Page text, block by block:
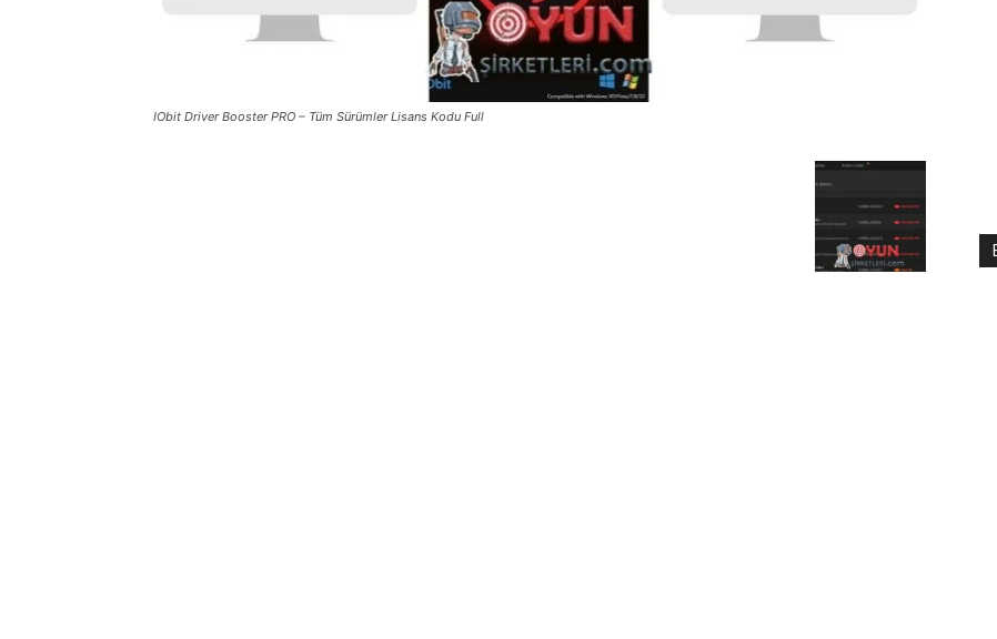
IObit Driver Booster PRO – Tüm Sürümler Lisans Kodu Full